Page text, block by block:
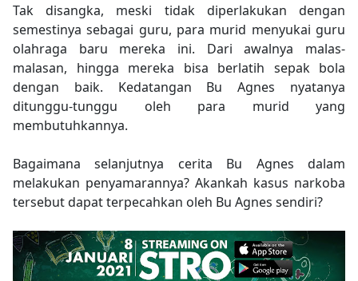
Tak disangka, meski tidak diperlakukan dengan
semestinya sebagai guru, para murid menyukai guru
olahraga baru mereka ini. Dari awalnya malas-
malasan, hingga mereka bisa berlatih sepak bola
dengan baik. Kedatangan Bu Agnes nyatanya
ditunggu-tunggu oleh para murid yang
membutuhkannya.
Bagaimana selanjutnya cerita Bu Agnes dalam
melakukan penyamarannya? Akankah kasus narkoba
tersebut dapat terpecahkan oleh Bu Agnes sendiri?